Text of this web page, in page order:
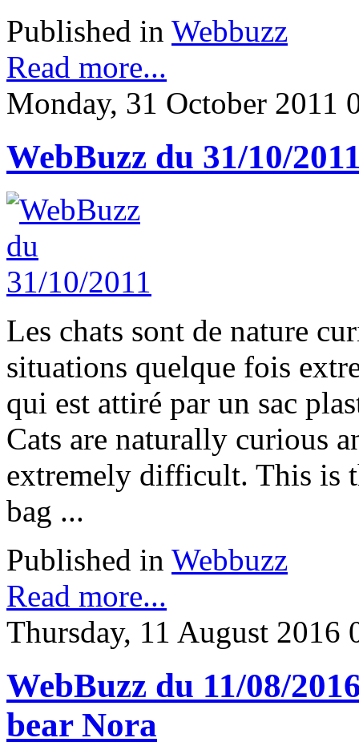
Published in Webbuzz
Read more...
Monday, 31 October 2011
WebBuzz du 31/10/
Les chats sont de nature
situations quelque fois
qui est attiré par un sac
Cats are naturally curious
extremely difficult. This is
bag ...
Published in Webbuzz
Read more...
Thursday, 11 August 2016
WebBuzz du 11/08/
bear Nora